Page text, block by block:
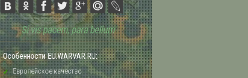
Особенности EU.WARVAR.RU:
Европейское качество